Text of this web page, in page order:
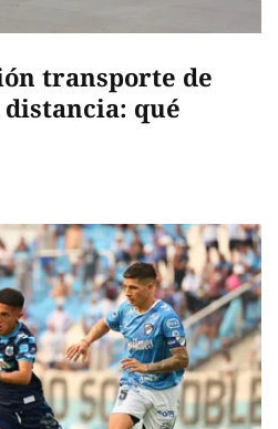
transporte de
qué